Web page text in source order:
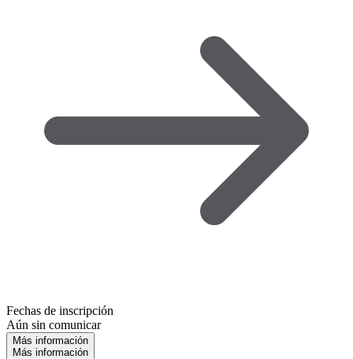
Fechas de inscripción
Aún sin comunicar
Más información
Más información